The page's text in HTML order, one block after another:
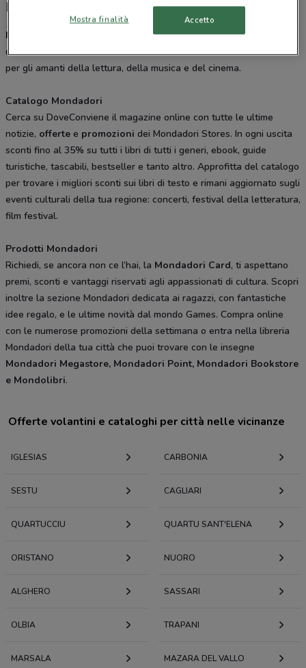
Mondadori Store, offerte e negozi
Mondadori
è un Gruppo Editoriale leader nella pubblicazione,
distribuzione e vendita di libri, cd, dvd, ebook e articoli d’interesse
per gli amanti della lettura, della musica e del cinema.
Catalogo Mondadori
Cerca su DoveConviene il magazine online con tutte le ultime
notizie, offerte e promozioni dei Mondadori Stores. In ogni uscita
sconti fino al 35% su tutti i libri di tutti i generi, ebook, guide
turistiche, tascabili, bestseller e tanto altro. Approfitta del catalogo
per trovare i migliori sconti sui libri di testo e rimani aggiornato sugli
eventi culturali della tua regione: concerti, festival della letteratura,
film festival.
Prodotti Mondadori
Richiedi, se ancora non ce l’hai, la Mondadori Card, ti aspettano
premi, sconti e vantaggi riservati agli appassionati di cultura. Scopri
inoltre la sezione Mondadori dedicata ai ragazzi, con fantastiche
idee regalo, e le ultime novità dal mondo Games. Compra online
con le numerose promozioni della settimana o entra nella libreria
Mondadori della tua città che puoi trovare con le insegne
Mondadori Megastore, Mondadori Point, Mondadori Bookstore
e Mondolibri.
Offerte volantini e cataloghi per città nelle vicinanze
IGLESIAS CARBONIA
SESTU CAGLIARI
QUARTUCCIU QUARTU SANT'ELENA
ORISTANO NUORO
ALGHERO SASSARI
OLBIA TRAPANI
MARSALA MAZARA DEL VALLO
Mostra finalità Accetto